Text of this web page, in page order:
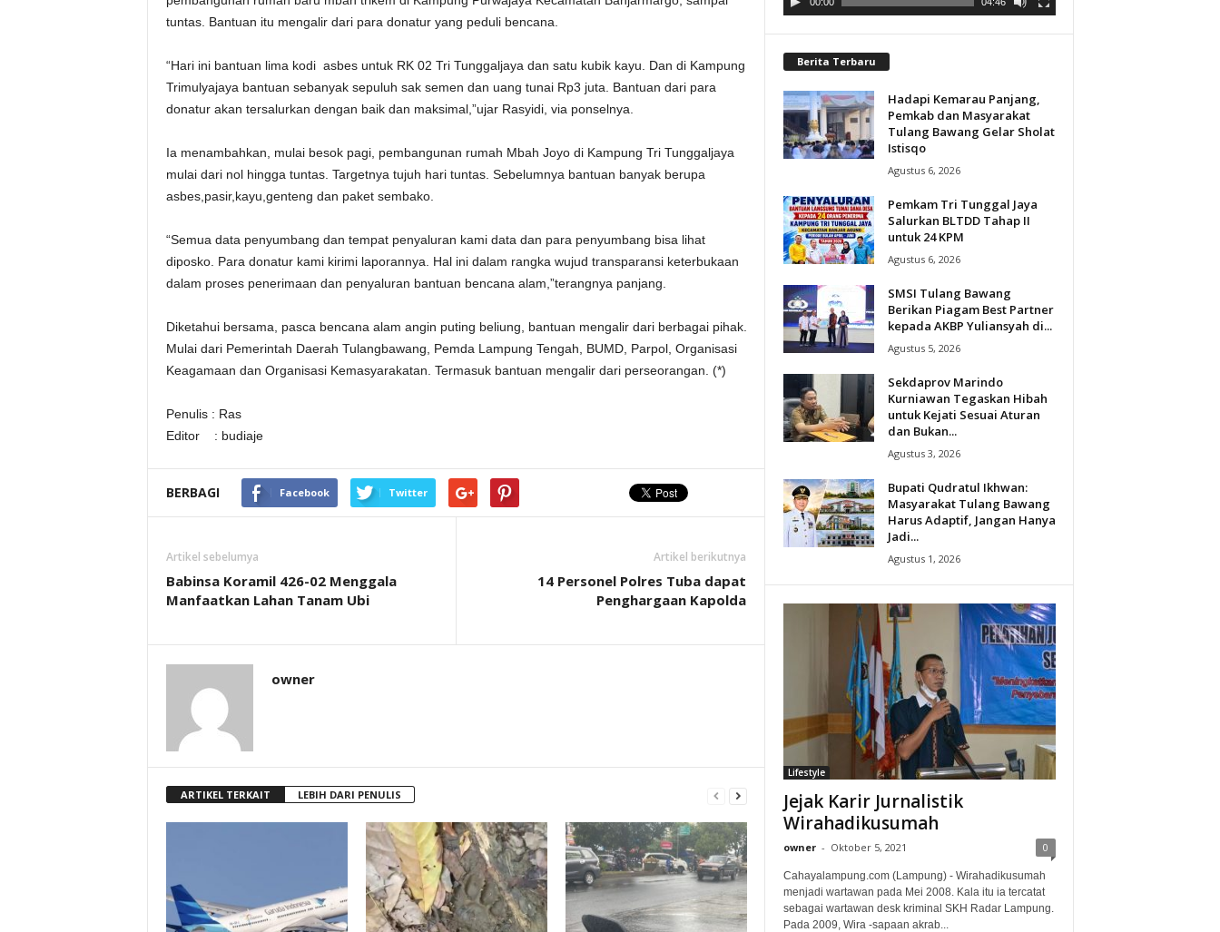
tuntas. Bantuan itu mengalir dari para donatur yang peduli bencana.
“Hari ini bantuan lima kodi asbes untuk RK 02 Tri Tunggaljaya dan satu kubik kayu. Dan di Kampung
Trimulyajaya bantuan sebanyak sepuluh sak semen dan uang tunai Rp3 juta. Bantuan dari para
donatur akan tersalurkan dengan baik dan maksimal,”ujar Rasyidi, via ponselnya.
Ia menambahkan, mulai besok pagi, pembangunan rumah Mbah Joyo di Kampung Tri Tunggaljaya
mulai dari nol hingga tuntas. Targetnya tujuh hari tuntas. Sebelumnya bantuan banyak berupa
asbes,pasir,kayu,genteng dan paket sembako.
“Semua data penyumbang dan tempat penyaluran kami data dan para penyumbang bisa lihat
diposko. Para donatur kami kirimi laporannya. Hal ini dalam rangka wujud transparansi keterbukaan
dalam proses penerimaan dan penyaluran bantuan bencana alam,”terangnya panjang.
Diketahui bersama, pasca bencana alam angin puting beliung, bantuan mengalir dari berbagai pihak.
Mulai dari Pemerintah Daerah Tulangbawang, Pemda Lampung Tengah, BUMD, Parpol, Organisasi
Keagamaan dan Organisasi Kemasyarakatan. Termasuk bantuan mengalir dari perseorangan. (*)
Penulis : Ras
Editor : budiaje
BERBAGI Facebook Twitter
Artikel sebelumya
Babinsa Koramil 426-02 Menggala
Manfaatkan Lahan Tanam Ubi
Artikel berikutnya
14 Personel Polres Tuba dapat
Penghargaan Kapolda
owner
ARTIKEL TERKAIT LEBIH DARI PENULIS
Berita Terbaru
Hadapi Kemarau Panjang,
Pemkab dan Masyarakat
Tulang Bawang Gelar Sholat
Istisqo
Agustus 6, 2026
Pemkam Tri Tunggal Jaya
Salurkan BLTDD Tahap II
untuk 24 KPM
Agustus 6, 2026
SMSI Tulang Bawang
Berikan Piagam Best Partner
kepada AKBP Yuliansyah di...
Agustus 5, 2026
Sekdaprov Marindo
Kurniawan Tegaskan Hibah
untuk Kejati Sesuai Aturan
dan Bukan...
Agustus 3, 2026
Bupati Qudratul Ikhwan:
Masyarakat Tulang Bawang
Harus Adaptif, Jangan Hanya
Jadi...
Agustus 1, 2026
Lifestyle
Jejak Karir Jurnalistik
Wirahadikusumah
owner - Oktober 5, 2021 0
Cahayalampung.com (Lampung) - Wirahadikusumah
menjadi wartawan pada Mei 2008. Kala itu ia tercatat
sebagai wartawan desk kriminal SKH Radar Lampung.
Pada 2009, Wira -sapaan akrab...